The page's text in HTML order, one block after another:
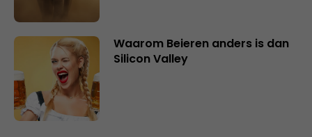
Waarom Beieren anders is dan
Silicon Valley